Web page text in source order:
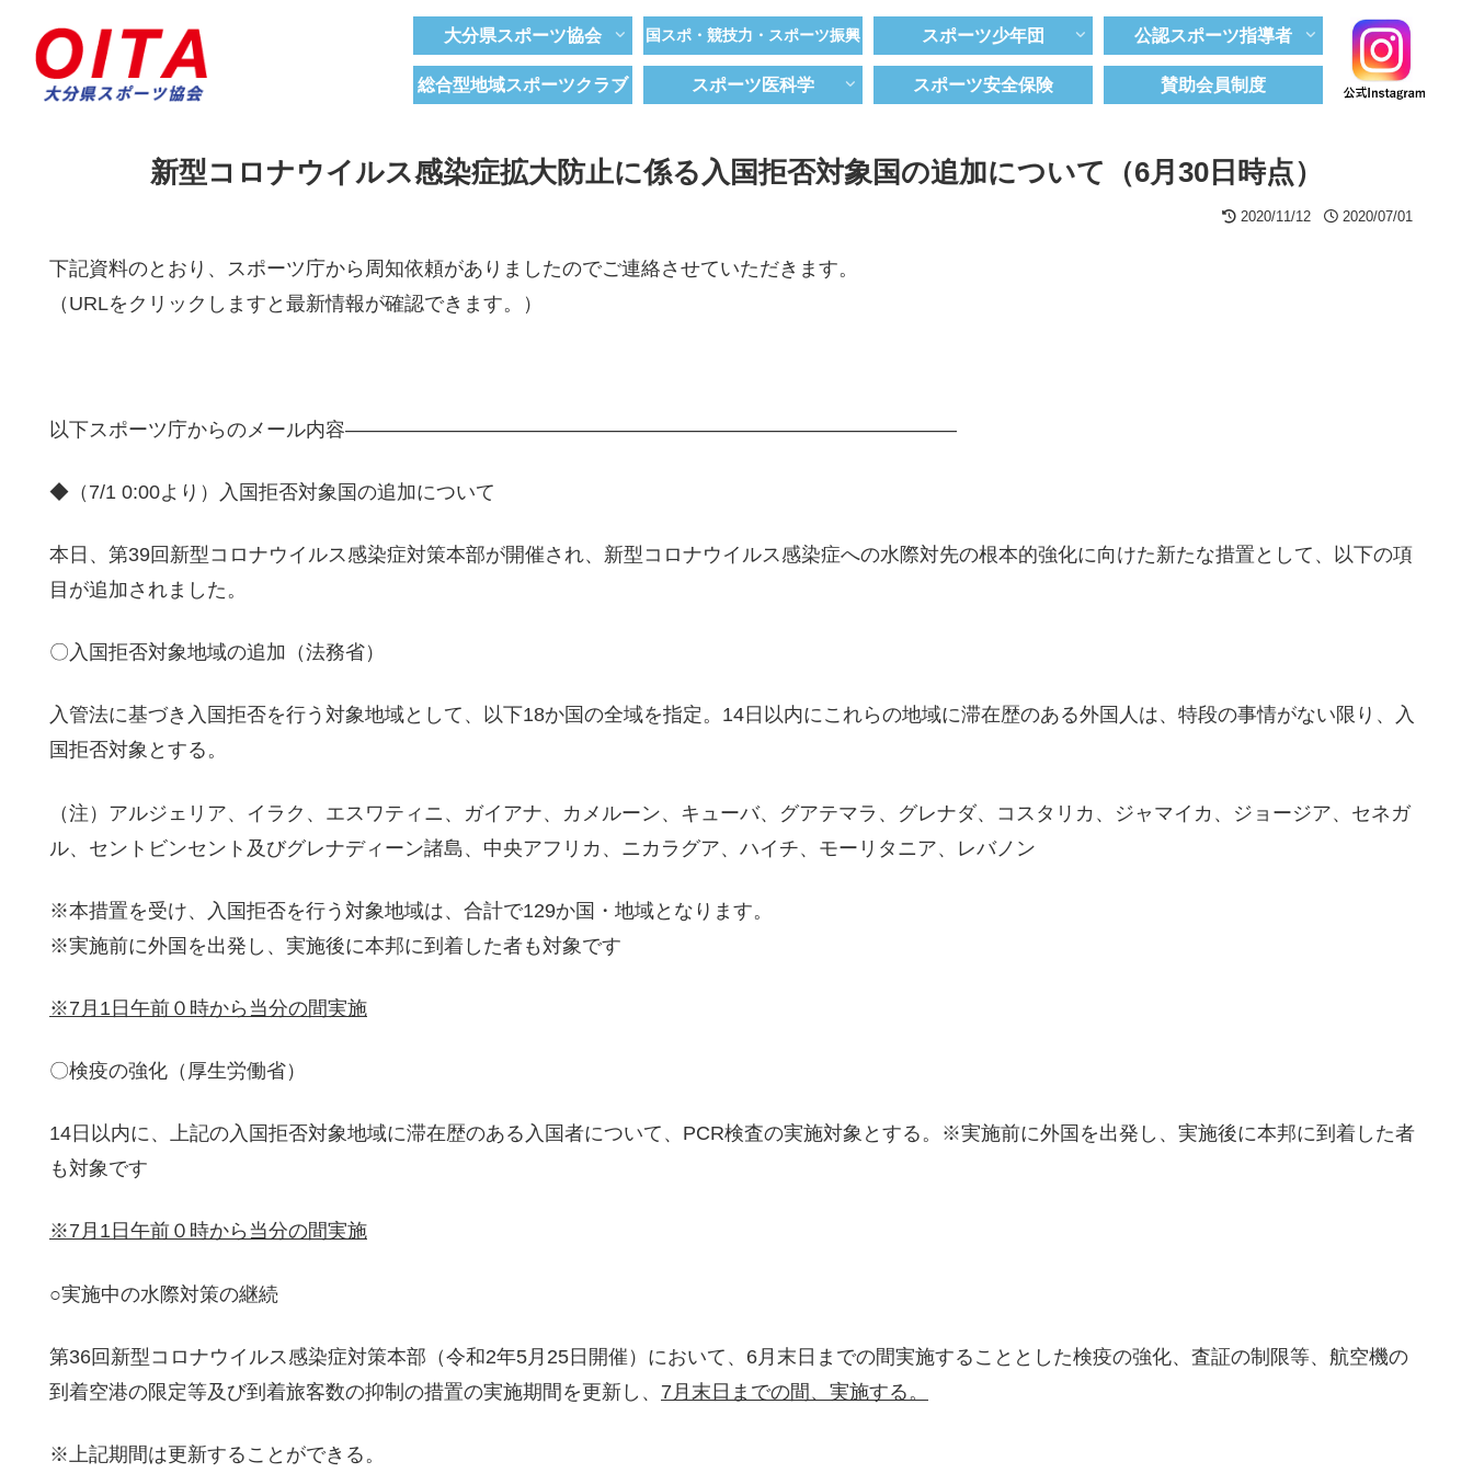
大分県スポーツ協会 国スポ・競技力・スポーツ振興 スポーツ少年団 公認スポーツ指導者
総合型地域スポーツクラブ スポーツ医科学 スポーツ安全保険 賛助会員制度
新型コロナウイルス感染症拡大防止に係る入国拒否対象国の追加について（6月30日時点）
2020/11/12 2020/07/01
下記資料のとおり、スポーツ庁から周知依頼がありましたのでご連絡させていただきます。
（URLをクリックしますと最新情報が確認できます。）
以下スポーツ庁からのメール内容―――――――――――――――――――――――――――――――
◆（7/1 0:00より）入国拒否対象国の追加について
本日、第39回新型コロナウイルス感染症対策本部が開催され、新型コロナウイルス感染症への水際対先の根本的強化に向けた新たな措置として、以下の項
目が追加されました。
〇入国拒否対象地域の追加（法務省）
入管法に基づき入国拒否を行う対象地域として、以下18か国の全域を指定。14日以内にこれらの地域に滞在歴のある外国人は、特段の事情がない限り、入
国拒否対象とする。
（注）アルジェリア、イラク、エスワティニ、ガイアナ、カメルーン、キューバ、グアテマラ、グレナダ、コスタリカ、ジャマイカ、ジョージア、セネガ
ル、セントビンセント及びグレナディーン諸島、中央アフリカ、ニカラグア、ハイチ、モーリタニア、レバノン
※本措置を受け、入国拒否を行う対象地域は、合計で129か国・地域となります。
※実施前に外国を出発し、実施後に本邦に到着した者も対象です
※7月1日午前０時から当分の間実施
〇検疫の強化（厚生労働省）
14日以内に、上記の入国拒否対象地域に滞在歴のある入国者について、PCR検査の実施対象とする。※実施前に外国を出発し、実施後に本邦に到着した者
も対象です
※7月1日午前０時から当分の間実施
○実施中の水際対策の継続
第36回新型コロナウイルス感染症対策本部（令和2年5月25日開催）において、6月末日までの間実施することとした検疫の強化、査証の制限等、航空機の
到着空港の限定等及び到着旅客数の抑制の措置の実施期間を更新し、 7月末日までの間、実施する。
※上記期間は更新することができる。